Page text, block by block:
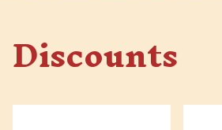
Discounts